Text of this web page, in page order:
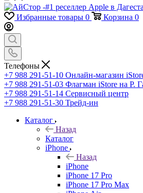
Избранные товары 0 Корзина 0
Телефоны
+7 988 291-51-10 Онлайн-магазин
+7 988 291-51-03 Флагман iStore на Р.
+7 988 291-51-14 Сервисный центр
+7 988 291-51-30 Трейд-ин
Каталог
Назад
Каталог
iPhone
Назад
iPhone
iPhone 17 Pro
iPhone 17 Pro Max